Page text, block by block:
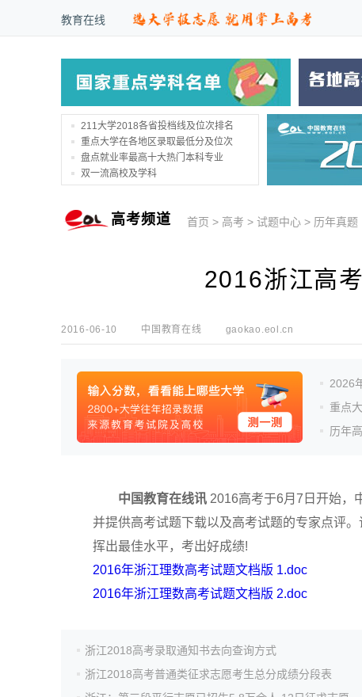
教育在线
211大学2018各省投档线及位次排名
重点大学在各地区录取最低分及位次
盘点就业率最高十大热门本科专业
双一流高校及学科
高考频道 首页 > 高考 >试题中心 > 历年真题
2016浙江高
2016-06-10 中国教育在线 gaokao.eol.cn
2026
重点
历年
中国教育在线讯 2016高考于6月7日开始，
并提供高考试题下载以及高考试题的专家点评
挥出最佳水平，考出好成绩!
2016年浙江理数高考试题文档版 1.doc
2016年浙江理数高考试题文档版 2.doc
浙江2018高考录取通知书去向查询方式
浙江2018高考普通类征求志愿考生总分成绩分段表